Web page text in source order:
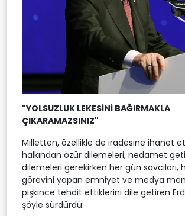
"YOLSUZLUK LEKESİNİ BAĞIRMAKLA
ÇIKARAMAZSINIZ"
Milletten, özellikle de iradesine ihanet
halkından özür dilemeleri, nedamet
dilemeleri gerekirken her gün savcıları,
görevini yapan emniyet ve medya
pişkince tehdit ettiklerini dile getiren
şöyle sürdürdü: